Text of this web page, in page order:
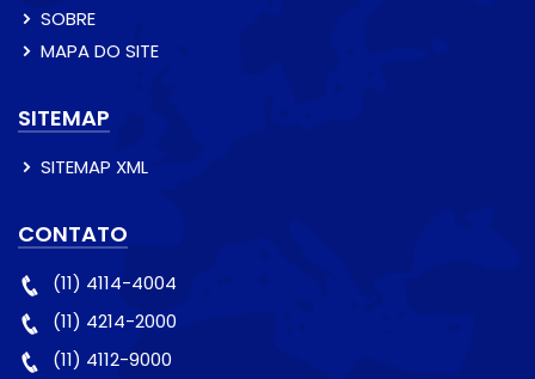
SOBRE
MAPA DO SITE
SITEMAP
SITEMAP XML
CONTATO
(11) 4114-4004
(11) 4214-2000
(11) 4112-9000